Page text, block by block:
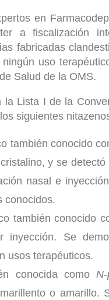
en
a fiscalización
fabricadas
uso
Salud de la OMS.
Lista I de la
siguientes
también conocido
y se
nasal e
conocidos.
también conocido
Se
usos terapéuticos.
conocida como
o amarillo.